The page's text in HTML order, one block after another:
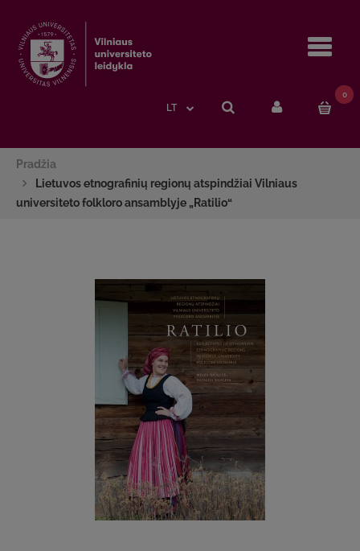
LT
0
Pradžia
Lietuvos etnografinių regionų atspindžiai Vilniaus
universiteto folkloro ansamblyje „Ratilio“